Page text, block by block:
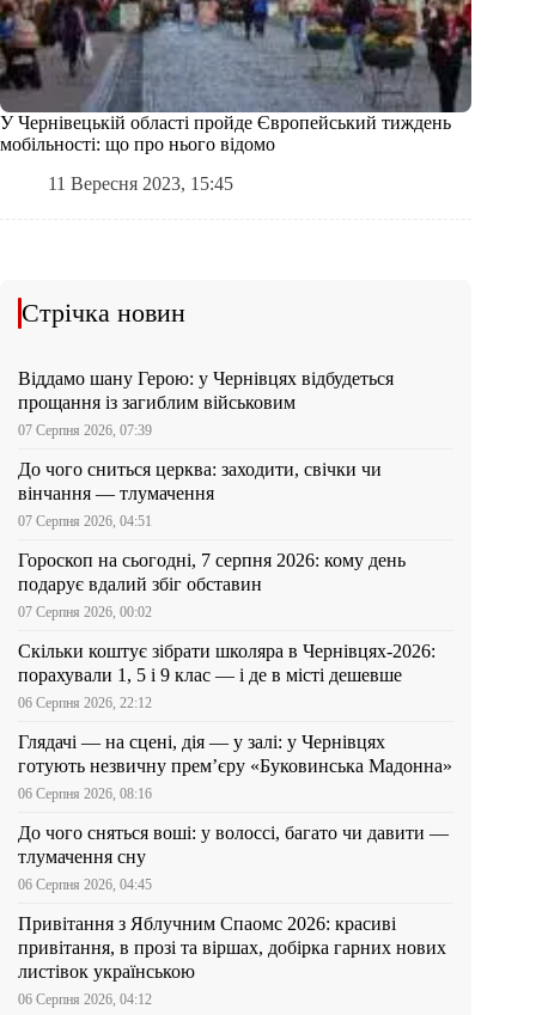
У Чернівецькій області пройде Європейський тиждень
мобільності: що про нього відомо
11 Вересня 2023, 15:45
Стрічка новин
Віддамо шану Герою: у Чернівцях відбудеться
прощання із загиблим військовим
07 Серпня 2026, 07:39
До чого сниться церква: заходити, свічки чи
вінчання — тлумачення
07 Серпня 2026, 04:51
Гороскоп на сьогодні, 7 серпня 2026: кому день
подарує вдалий збіг обставин
07 Серпня 2026, 00:02
Скільки коштує зібрати школяра в Чернівцях-2026:
порахували 1, 5 і 9 клас — і де в місті дешевше
06 Серпня 2026, 22:12
Глядачі — на сцені, дія — у залі: у Чернівцях
готують незвичну прем’єру «Буковинська Мадонна»
06 Серпня 2026, 08:16
До чого сняться воші: у волоссі, багато чи давити —
тлумачення сну
06 Серпня 2026, 04:45
Привітання з Яблучним Спаомс 2026: красиві
привітання, в прозі та віршах, добірка гарних нових
листівок українською
06 Серпня 2026, 04:12